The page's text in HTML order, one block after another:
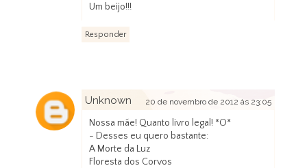
Um beijo!!!
Responder
Unknown 20 de novembro de 2012 às 23:05
Nossa mãe! Quanto livro legal! *O*
- Desses eu quero bastante:
A Morte da Luz
Floresta dos Corvos